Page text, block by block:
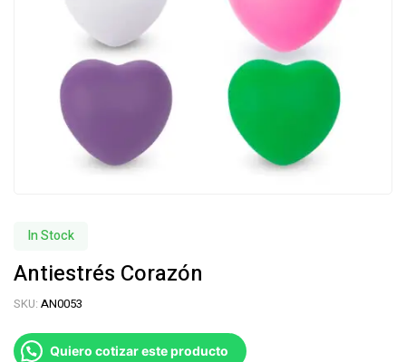
In Stock
Antiestrés Corazón
SKU: AN0053
Quiero cotizar este producto